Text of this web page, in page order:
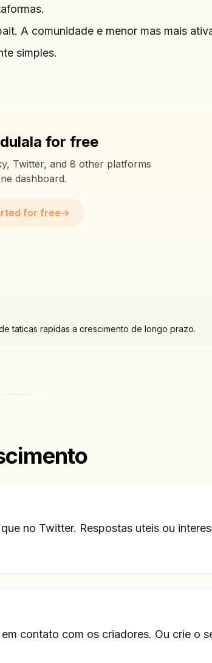
A comunidade e menor mas mais
simples.
for free
Twitter, and 8 other platforms
dashboard.
for free→
taticas rapidas a crescimento de longo prazo.
no Twitter. Respostas uteis ou
contato com os criadores. Ou crie o